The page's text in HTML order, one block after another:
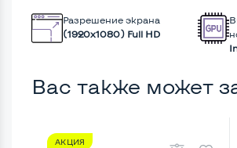
Разрешение экрана
(1920х1080) Full HD
Вас также может
АКЦИЯ